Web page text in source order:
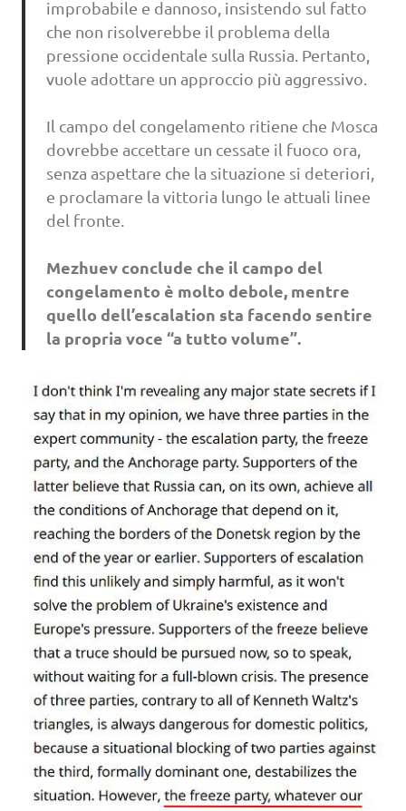
improbabile e dannoso, insistendo sul fatto
che non risolverebbe il problema della
pressione occidentale sulla Russia. Pertanto,
vuole adottare un approccio più aggressivo.
Il campo del congelamento ritiene che Mosca
dovrebbe accettare un cessate il fuoco ora,
senza aspettare che la situazione si deteriori,
e proclamare la vittoria lungo le attuali linee
del fronte.
Mezhuev conclude che il campo del
congelamento è molto debole, mentre
quello dell’escalation sta facendo sentire
la propria voce “a tutto volume”.